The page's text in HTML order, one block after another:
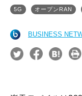
5G オープンRAN
BUSINESS